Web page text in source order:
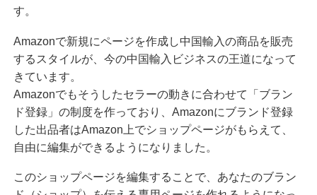
す。
Amazonで新規にページを作成し中国輸入の商品を販売
するスタイルが、今の中国輸入ビジネスの王道になって
きています。
Amazonでもそうしたセラーの動きに合わせて「ブラン
ド登録」の制度を作っており、Amazonにブランド登録
した出品者はAmazon上でショップページがもらえて、
自由に編集ができるようになりました。
このショップページを編集することで、あなたのブラン